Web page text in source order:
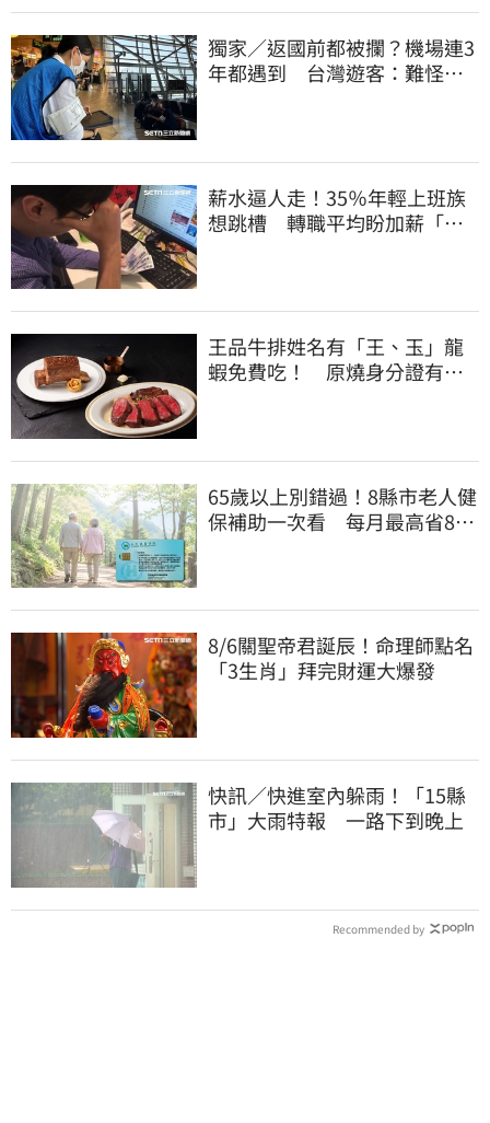
獨家／返國前都被攔？機場連3
年都遇到 台灣遊客：難怪日
薪水逼人走！35％年輕上班族
想跳槽 轉職平均盼加薪「破
王品牛排姓名有「王、玉」龍
蝦免費吃！ 原燒身分證有
65歲以上別錯過！8縣市老人健
保補助一次看 每月最高省826
8/6關聖帝君誕辰！命理師點名
「3生肖」拜完財運大爆發
快訊／快進室內躲雨！「15縣
市」大雨特報 一路下到晚上
Recommended by